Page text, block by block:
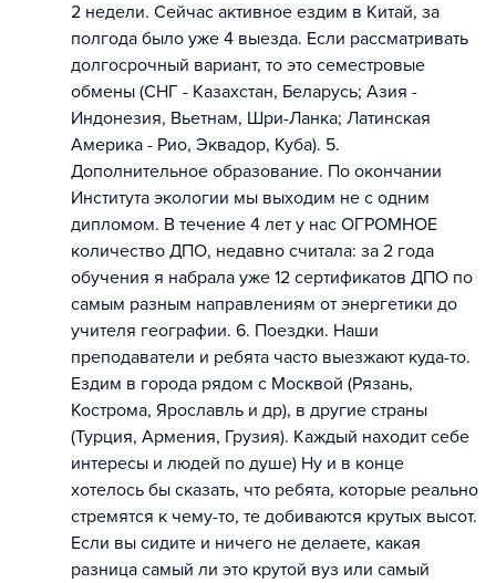
2 недели. Сейчас активное ездим в Китай, за
полгода было уже 4 выезда. Если рассматривать
долгосрочный вариант, то это семестровые
обмены (СНГ - Казахстан, Беларусь; Азия -
Индонезия, Вьетнам, Шри-Ланка; Латинская
Америка - Рио, Эквадор, Куба). 5.
Дополнительное образование. По окончании
Института экологии мы выходим не с одним
дипломом. В течение 4 лет у нас ОГРОМНОЕ
количество ДПО, недавно считала: за 2 года
обучения я набрала уже 12 сертификатов ДПО по
самым разным направлениям от энергетики до
учителя географии. 6. Поездки. Наши
преподаватели и ребята часто выезжают куда-то.
Ездим в города рядом с Москвой (Рязань,
Кострома, Ярославль и др), в другие страны
(Турция, Армения, Грузия). Каждый находит себе
интересы и людей по душе) Ну и в конце
хотелось бы сказать, что ребята, которые реально
стремятся к чему-то, те добиваются крутых высот.
Если вы сидите и ничего не делаете, какая
разница самый ли это крутой вуз или самый